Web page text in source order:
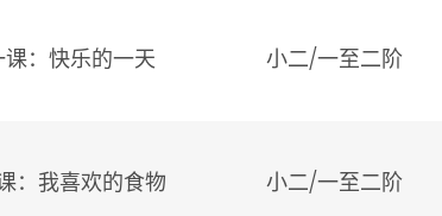
：快乐的一天 小二/一至二阶
：我喜欢的食物 小二/一至二阶